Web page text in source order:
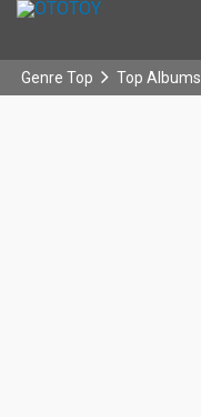
Genre Top Top Albums